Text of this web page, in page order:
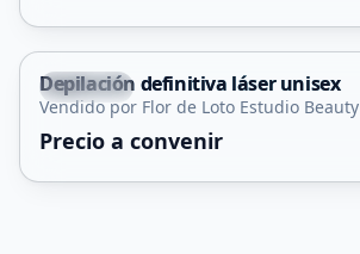
Capital
Servicio
Depilación definitiva láser unisex
Vendido por Flor de Loto Estudio Beauty
Precio a convenir